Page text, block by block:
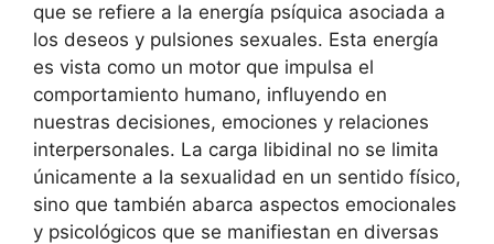
que se refiere a la energía psíquica asociada a
los deseos y pulsiones sexuales. Esta energía
es vista como un motor que impulsa el
comportamiento humano, influyendo en
nuestras decisiones, emociones y relaciones
interpersonales. La carga libidinal no se limita
únicamente a la sexualidad en un sentido físico,
sino que también abarca aspectos emocionales
y psicológicos que se manifiestan en diversas